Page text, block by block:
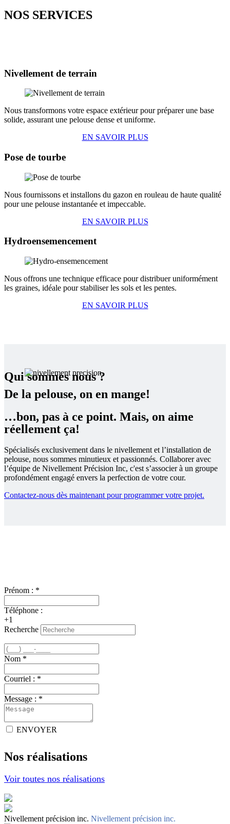
NOS SERVICES
Nivellement de terrain
Nous transformons votre espace extérieur pour préparer une base
solide, assurant une pelouse dense et uniforme.
EN SAVOIR PLUS
Pose de tourbe
Nous fournissons et installons du gazon en rouleau de haute qualité
pour une pelouse instantanée et impeccable.
EN SAVOIR PLUS
Hydroensemencement
Nous offrons une technique efficace pour distribuer uniformément
les graines, idéale pour stabiliser les sols et les pentes.
EN SAVOIR PLUS
Qui sommes nous ?
De la pelouse, on en mange!
…bon, pas à ce point. Mais, on aime
réellement ça!
Spécialisés exclusivement dans le nivellement et l’installation de
pelouse, nous sommes minutieux et passionnés. Collaborer avec
l’équipe de Nivellement Précision Inc, c'est s’associer à un groupe
profondément engagé envers la perfection de votre cour.
Contactez-nous dès maintenant pour programmer votre projet.
Prénom : *
Téléphone :
+1
Recherche
Nom *
Courriel : *
Message : *
ENVOYER
Nos réalisations
Voir toutes nos réalisations
Nivellement précision inc. Nivellement précision inc.